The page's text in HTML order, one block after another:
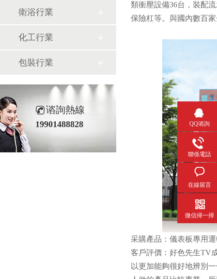
類衝壓設備36台，裝配流
保險杠等。與國內數百
采購產品：儀表板專
客戶評價：好色先生TV
以更加能夠很好地辨別一
衛浴行業
化工行業
包裝行業
谘詢熱線
19901488828 QQ谘詢
聯係電話
在線留言
微信掃一掃